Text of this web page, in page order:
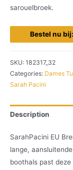
sarouelbroek.
Bestel nu
SKU: 182317_32
Categories: Dames
Sarah Pacini
Description
SarahPacini EU
lange,
boothals past